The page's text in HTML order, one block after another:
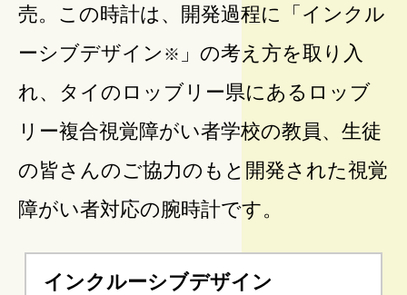
売。この時計は、開発過程に「インクル
ーシブデザイン ※ 」の考え方を取り入
れ、タイのロッブリー県にあるロッブ
リー複合視覚障がい者学校の教員、生徒
の皆さんのご協力のもと開発された視覚
障がい者対応の腕時計です。
インクルーシブデザイン